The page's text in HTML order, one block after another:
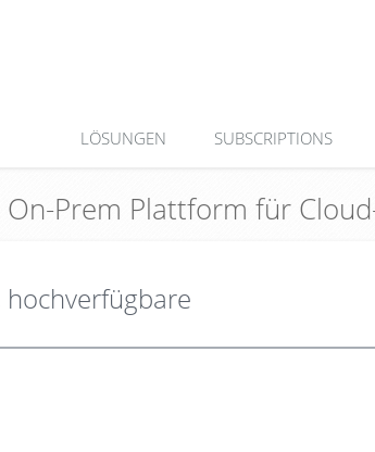
LÖSUNGEN SUBSCRIPTIONS
Prem Plattform für